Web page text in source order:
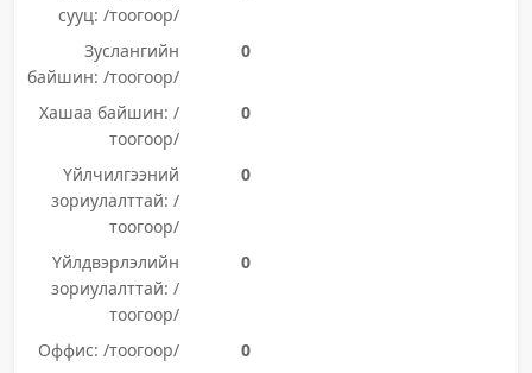
сууц: /тоогоор/
Зуслангийн
байшин: /тоогоор/
0
Хашаа байшин: /
тоогоор/
0
Үйлчилгээний
зориулалттай: /
тоогоор/
0
Үйлдвэрлэлийн
зориулалттай: /
тоогоор/
0
Оффис: /тоогоор/
0